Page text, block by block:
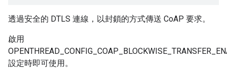
透過安全的 DTLS 連線，以封鎖的方式傳送 CoAP 要求。
啟用
設定時即可使用。